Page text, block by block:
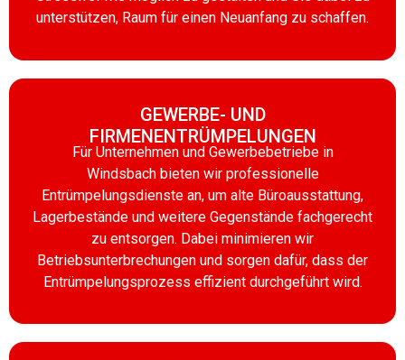
unterstützen, Raum für einen Neuanfang zu schaffen.
GEWERBE- UND
FIRMENENTRÜMPELUNGEN
Für Unternehmen und Gewerbebetriebe in
Windsbach bieten wir professionelle
Entrümpelungsdienste an, um alte Büroausstattung,
Lagerbestände und weitere Gegenstände fachgerecht
zu entsorgen. Dabei minimieren wir
Betriebsunterbrechungen und sorgen dafür, dass der
Entrümpelungsprozess effizient durchgeführt wird.